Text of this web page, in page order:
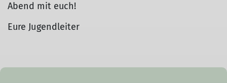
Abend mit euch!
Eure Jugendleiter